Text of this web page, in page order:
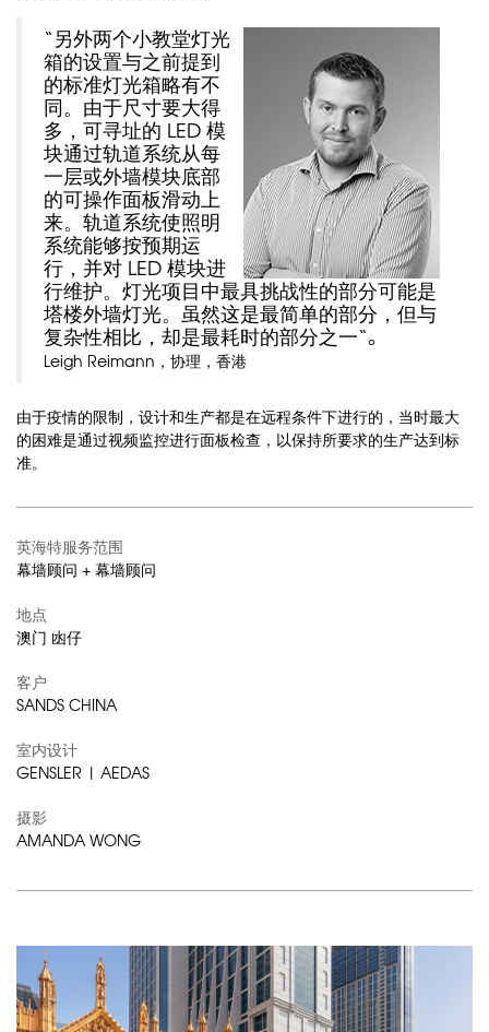
“另外两个小教堂灯光
箱的设置与之前提到
的标准灯光箱略有不
同。由于尺寸要大得
多，可寻址的 LED模
块通过轨道系统从每
一层或外墙模块底部
的可操作面板滑动上
来。轨道系统使照明
系统能够按预期运
行，并对 LED模块进
行维护。灯光项目中最具挑战性的部分可能是
塔楼外墙灯光。虽然这是最简单的部分，但与
复杂性相比，却是最耗时的部分之一“。
Leigh Reimann ，协理，香港
由于疫情的限制，设计和生产都是在远程条件下进行的，当时最大
的困难是通过视频监控进行面板检查，以保持所要求的生产达到标
准。
英海特服务范围
幕墙顾问 + 幕墙顾问
地点
澳门 凼仔
客户
SANDS CHINA
室内设计
GENSLER | AEDAS
摄影
AMANDA WONG